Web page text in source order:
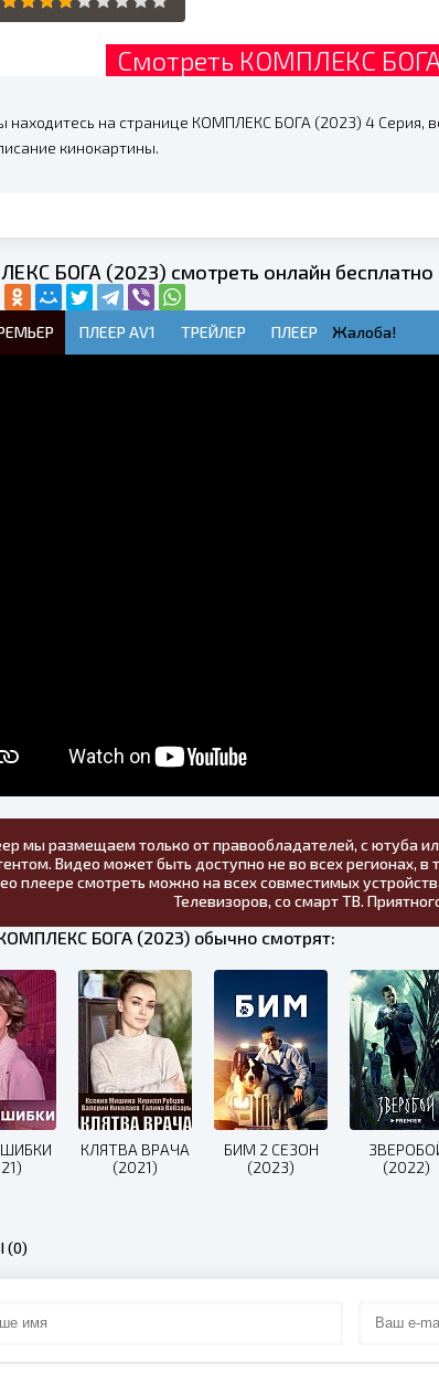
Смотреть КОМПЛЕКС
находитесь на странице КОМПЛЕКС БОГА (2023) 4 Серия,
кинокартины.
БОГА (2023) смотреть онлайн бесплатно
ПЛЕЕР AV1 ТРЕЙЛЕР ПЛЕЕР Жалоба!
мы размещаем только от правообладателей, с ютуба
Видео может быть доступно не во всех регионах,
плеере смотреть можно на всех совместимых
Телевизоров, со смарт ТВ.
БОГА (2023) обычно смотрят:
КЛЯТВА ВРАЧА
(2021)
БИМ 2 СЕЗОН
(2023)
(2022)
(0)